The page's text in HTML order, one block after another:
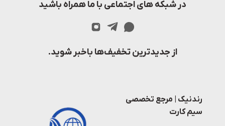
در شبکه های اجتماعی با ما همراه باشید
از جدیدترین تخفیف‌ها باخبر شوید.
رندنیک | مرجع تخصصی
سیم کارت